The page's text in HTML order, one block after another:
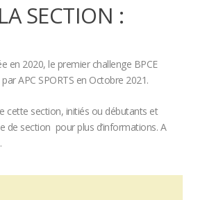
SECTION :
en 2020, le premier challenge BPCE
APC SPORTS en Octobre 2021.
cette section, initiés ou débutants et
de section pour plus d’informations. A